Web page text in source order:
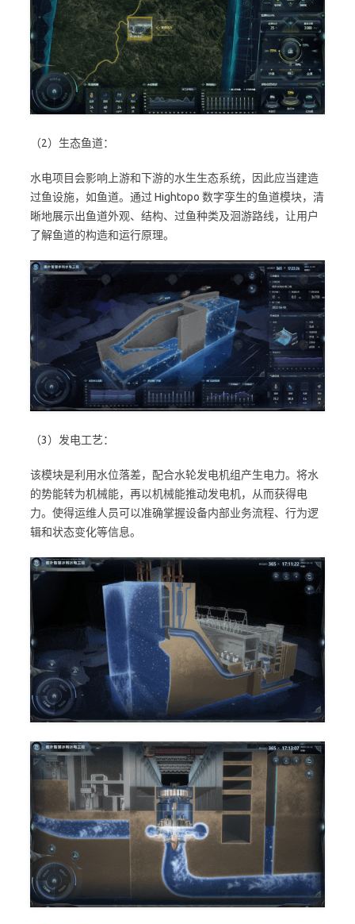
（2）生态鱼道：
水电项目会影响上游和下游的水生生态系统，因此应当建造
过鱼设施，如鱼道。通过 Hightopo 数字孪生的鱼道模块，清
晰地展示出鱼道外观、结构、过鱼种类及洄游路线，让用户
了解鱼道的构造和运行原理。
（3）发电工艺：
该模块是利用水位落差，配合水轮发电机组产生电力。将水
的势能转为机械能，再以机械能推动发电机，从而获得电
力。使得运维人员可以准确掌握设备内部业务流程、行为逻
辑和状态变化等信息。